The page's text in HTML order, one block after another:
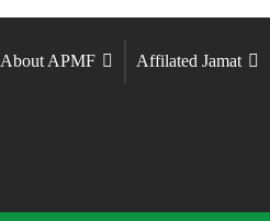
About APMF Affilated Jamat